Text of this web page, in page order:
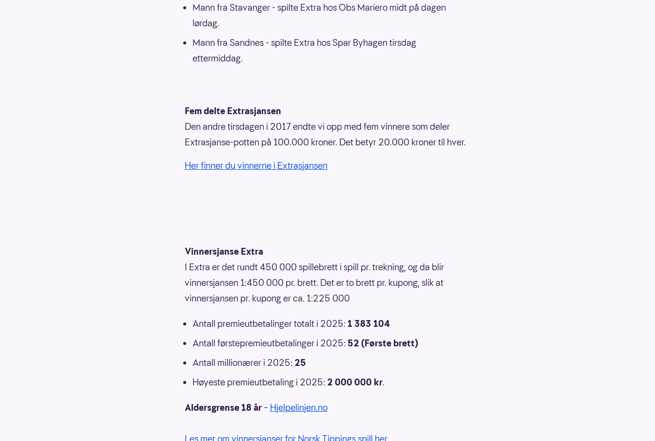
Mann fra Stavanger - spilte Extra hos Obs Mariero midt på dagen
lørdag.
Mann fra Sandnes - spilte Extra hos Spar Byhagen tirsdag
ettermiddag.
Fem delte Extrasjansen
Den andre tirsdagen i 2017 endte vi opp med fem vinnere som deler
Extrasjanse-potten på 100.000 kroner. Det betyr 20.000 kroner til hver.
Her finner du vinnerne i Extrasjansen
Vinnersjanse Extra
I Extra er det rundt 450 000 spillebrett i spill pr. trekning, og da blir
vinnersjansen 1:450 000 pr. brett. Det er to brett pr. kupong, slik at
vinnersjansen pr. kupong er ca. 1:225 000
Antall premieutbetalinger totalt i 2025: 1 383 104
Antall førstepremieutbetalinger i 2025: 52 (Første brett)
Antall millionærer i 2025: 25
Høyeste premieutbetaling i 2025: 2 000 000 kr.
Aldersgrense 18 år – Hjelpelinjen.no